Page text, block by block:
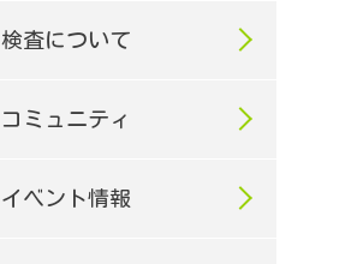
検査について
コミュニティ
イベント情報